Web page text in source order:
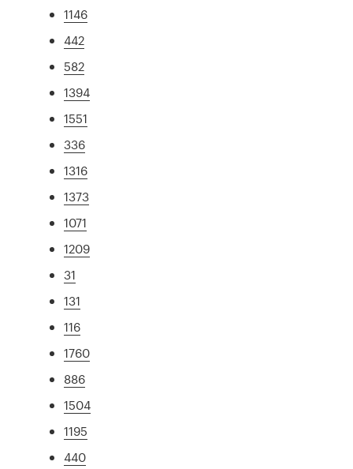
1146
442
582
1394
1551
336
1316
1373
1071
1209
31
131
116
1760
886
1504
1195
440